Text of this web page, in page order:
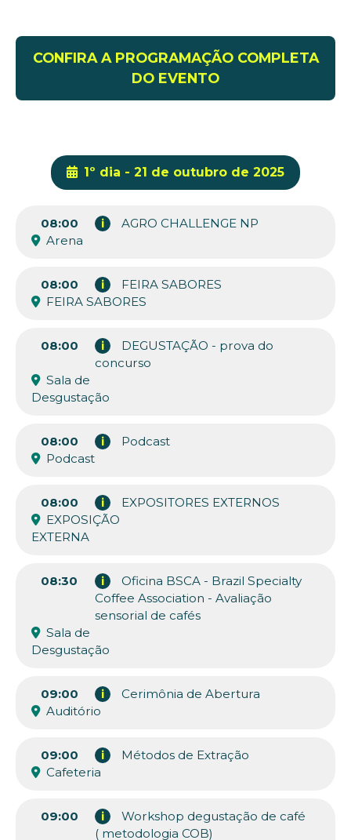
CONFIRA A PROGRAMAÇÃO COMPLETA
DO EVENTO
1º dia - 21 de outubro de 2025
08:00 i
AGRO CHALLENGE NP
Arena
08:00 i
FEIRA SABORES
FEIRA SABORES
08:00 i
DEGUSTAÇÃO - prova do
concurso
Sala de
Desgustação
08:00 i
Podcast
Podcast
08:00 i
EXPOSITORES EXTERNOS
EXPOSIÇÃO
EXTERNA
08:30 i
Oficina BSCA - Brazil Specialty
Coffee Association - Avaliação
sensorial de cafés
Sala de
Desgustação
09:00 i
Cerimônia de Abertura
Auditório
09:00 i
Métodos de Extração
Cafeteria
09:00 i
Workshop degustação de café
( metodologia COB)